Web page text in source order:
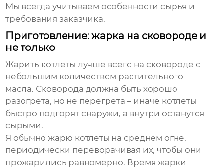
Мы всегда учитываем особенности сырья и
требования заказчика.
Приготовление: жарка на сковороде и
не только
Жарить котлеты лучше всего на сковороде с
небольшим количеством растительного
масла. Сковорода должна быть хорошо
разогрета, но не перегрета – иначе котлеты
быстро подгорят снаружи, а внутри останутся
сырыми.
Я обычно жарю котлеты на среднем огне,
периодически переворачивая их, чтобы они
прожарились равномерно. Время жарки